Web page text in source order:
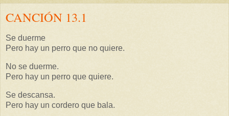
CANCIÓN 13.1
Se duerme
Pero hay un perro que no quiere.
No se duerme.
Pero hay un perro que quiere.
Se descansa.
Pero hay un cordero que bala.